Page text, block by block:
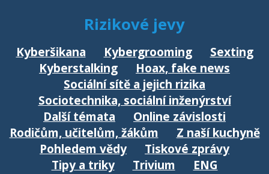
Rizikové jevy
Kyberšikana Kybergrooming
Sexting
Kyberstalking
Hoax, fake news
Sociální sítě a jejich rizika
Sociotechnika, sociální inženýrství
Další témata
Online závislosti
Rodičům, učitelům, žákům
Z naší kuchyně
Pohledem vědy
Tiskové zprávy
Tipy a triky
Trivium ENG